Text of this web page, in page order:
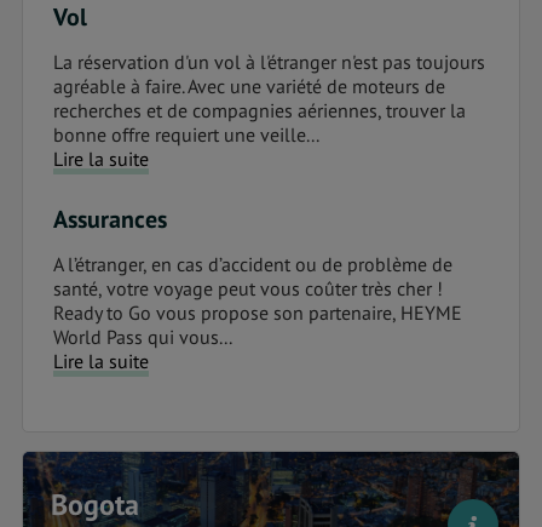
Vol
La réservation d'un vol à l'étranger n'est pas toujours
agréable à faire. Avec une variété de moteurs de
recherches et de compagnies aériennes, trouver la
bonne offre requiert une veille...
Lire la suite
Assurances
A l’étranger, en cas d’accident ou de problème de
santé, votre voyage peut vous coûter très cher !
Ready to Go vous propose son partenaire, HEYME
World Pass qui vous...
Lire la suite
Bogota